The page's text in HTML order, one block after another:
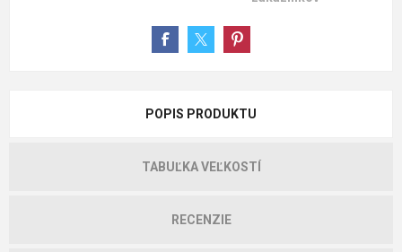
POPIS PRODUKTU
TABUĽKA VEĽKOSTÍ
RECENZIE